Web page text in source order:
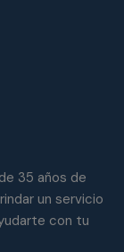
35 años de
un servicio
con tu